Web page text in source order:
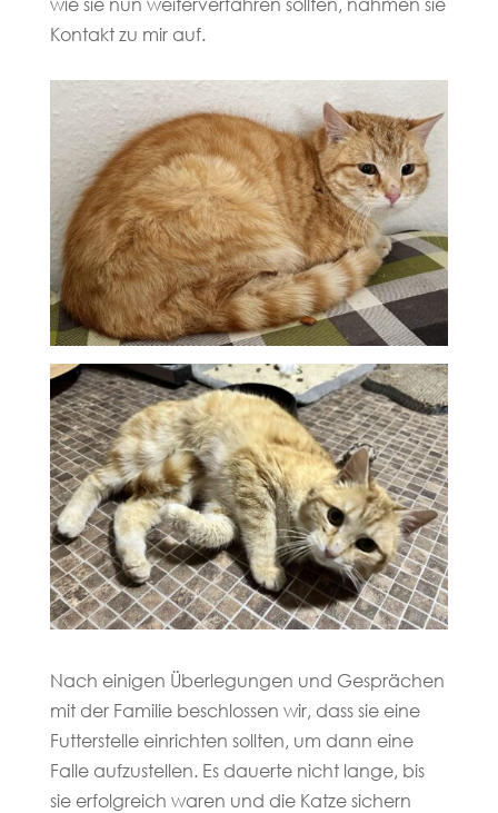
Kontakt zu mir auf.
Nach einigen Überlegungen und Gesprächen
mit der Familie beschlossen wir, dass sie eine
Futterstelle einrichten sollten, um dann eine
Falle aufzustellen. Es dauerte nicht lange, bis
sie erfolgreich waren und die Katze sichern